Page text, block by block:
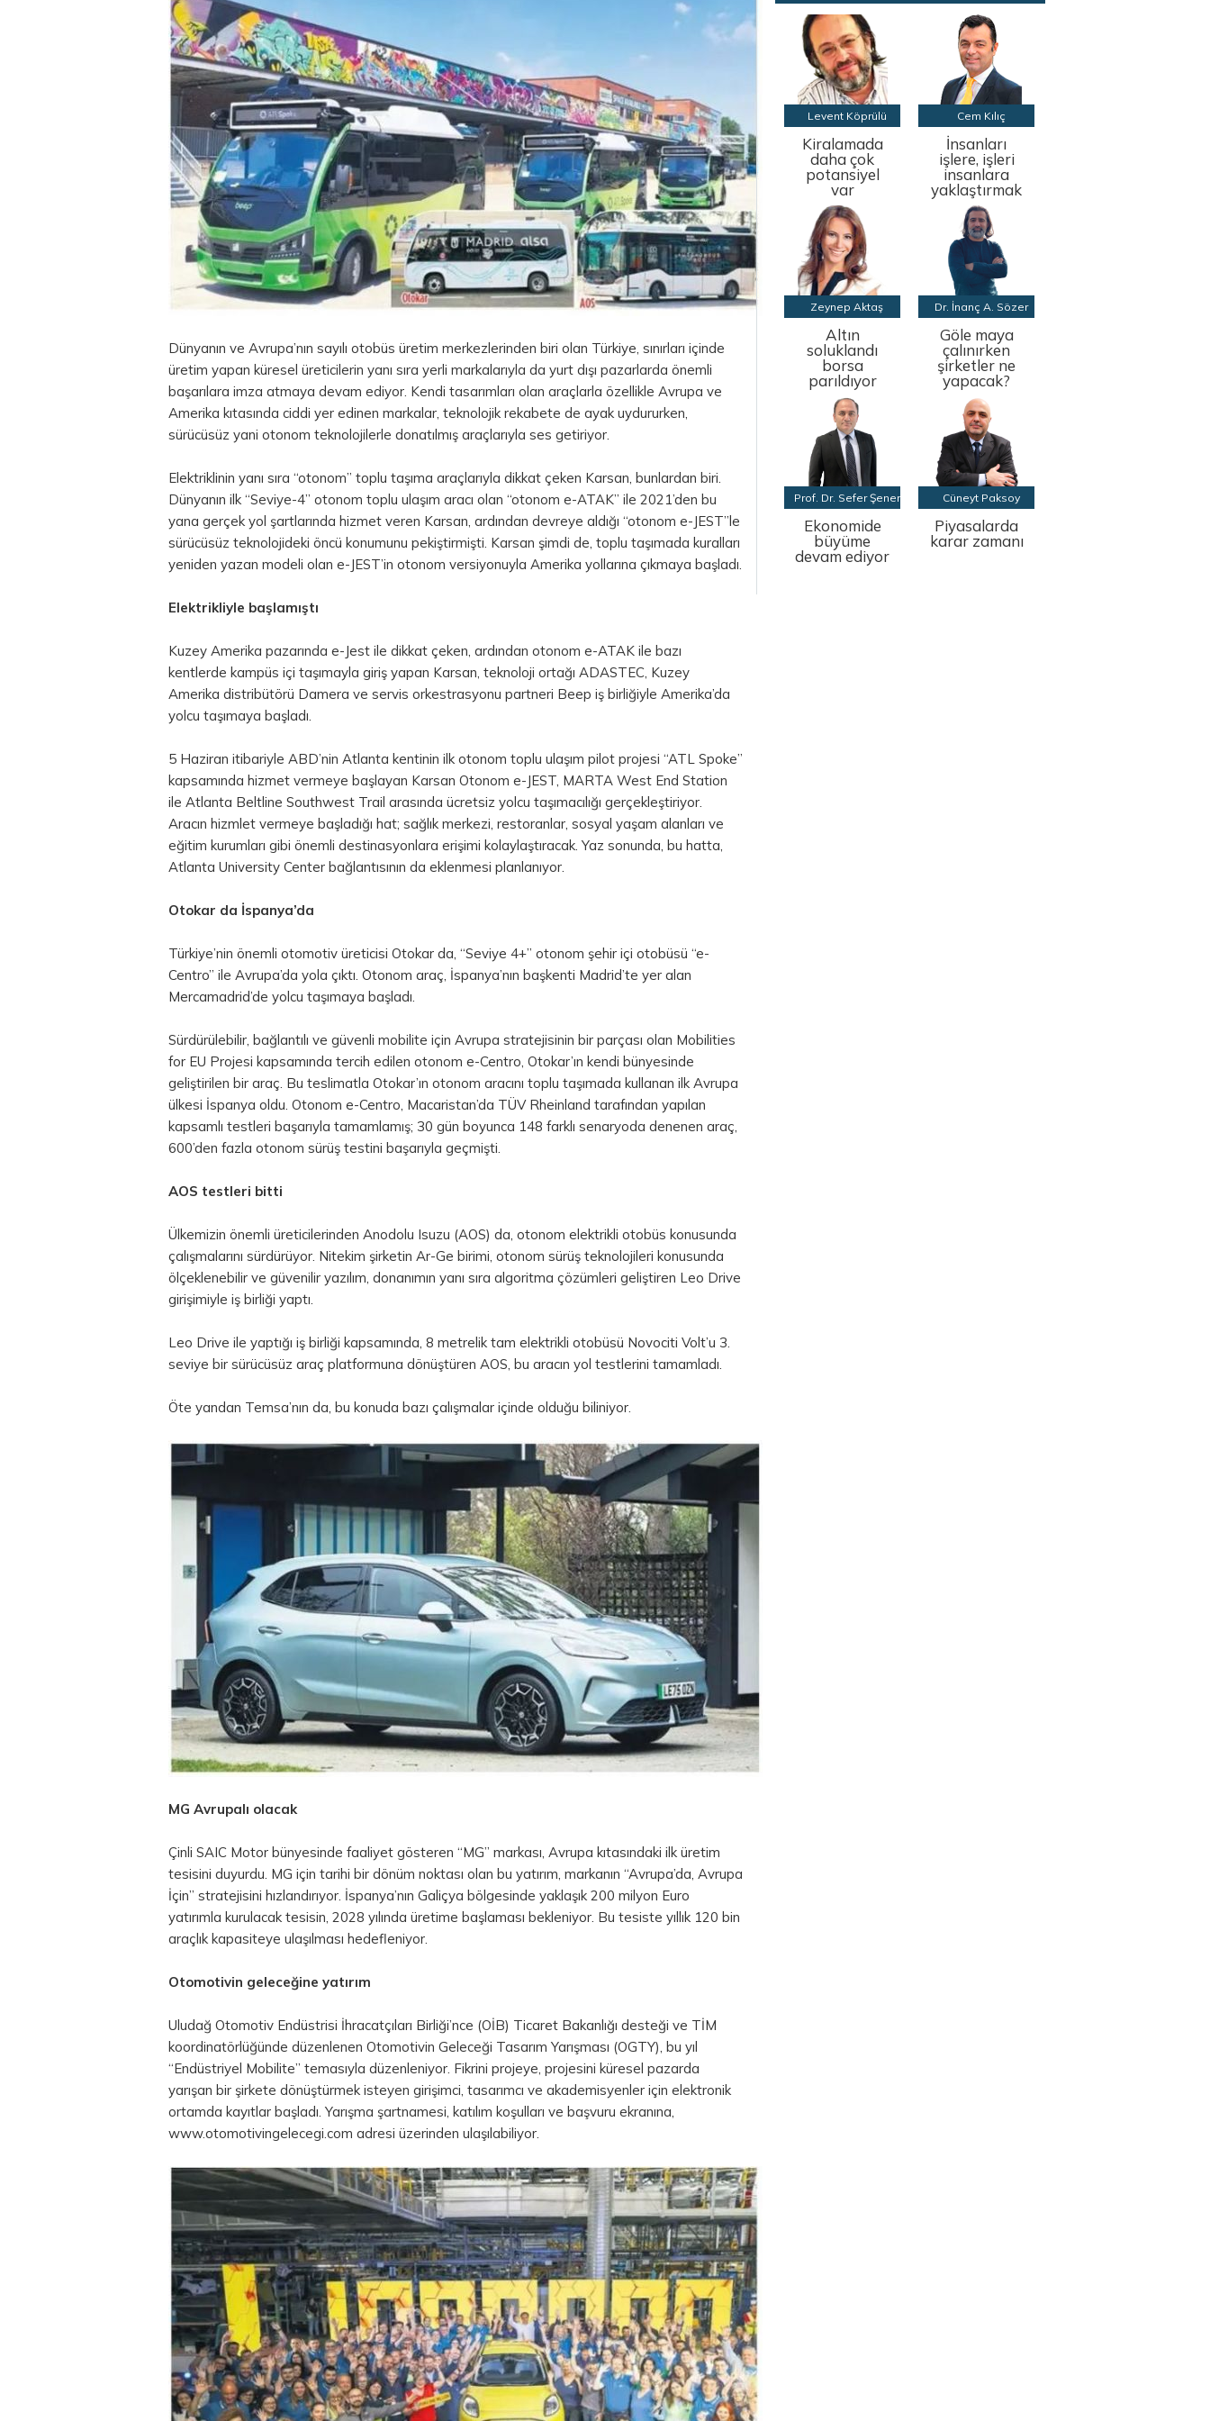
Dünyanın ve Avrupa’nın sayılı otobüs üretim merkezlerinden biri olan Türkiye, sınırları içinde
üretim yapan küresel üreticilerin yanı sıra yerli markalarıyla da yurt dışı pazarlarda önemli
başarılara imza atmaya devam ediyor. Kendi tasarımları olan araçlarla özellikle Avrupa ve
Amerika kıtasında ciddi yer edinen markalar, teknolojik rekabete de ayak uydururken,
sürücüsüz yani otonom teknolojilerle donatılmış araçlarıyla ses getiriyor.
Elektriklinin yanı sıra “otonom” toplu taşıma araçlarıyla dikkat çeken Karsan, bunlardan biri.
Dünyanın ilk “Seviye-4” otonom toplu ulaşım aracı olan “otonom e-ATAK” ile 2021’den bu
yana gerçek yol şartlarında hizmet veren Karsan, ardından devreye aldığı “otonom e-JEST”le
sürücüsüz teknolojideki öncü konumunu pekiştirmişti. Karsan şimdi de, toplu taşımada kuralları
yeniden yazan modeli olan e-JEST’in otonom versiyonuyla Amerika yollarına çıkmaya başladı.
Elektrikliyle başlamıştı
Kuzey Amerika pazarında e-Jest ile dikkat çeken, ardından otonom e-ATAK ile bazı
kentlerde kampüs içi taşımayla giriş yapan Karsan, teknoloji ortağı ADASTEC, Kuzey
Amerika distribütörü Damera ve servis orkestrasyonu partneri Beep iş birliğiyle Amerika’da
yolcu taşımaya başladı.
5 Haziran itibariyle ABD’nin Atlanta kentinin ilk otonom toplu ulaşım pilot projesi “ATL Spoke”
kapsamında hizmet vermeye başlayan Karsan Otonom e-JEST, MARTA West End Station
ile Atlanta Beltline Southwest Trail arasında ücretsiz yolcu taşımacılığı gerçekleştiriyor.
Aracın hizmlet vermeye başladığı hat; sağlık merkezi, restoranlar, sosyal yaşam alanları ve
eğitim kurumları gibi önemli destinasyonlara erişimi kolaylaştıracak. Yaz sonunda, bu hatta,
Atlanta University Center bağlantısının da eklenmesi planlanıyor.
Otokar da İspanya’da
Türkiye’nin önemli otomotiv üreticisi Otokar da, “Seviye 4+” otonom şehir içi otobüsü “e-
Centro” ile Avrupa’da yola çıktı. Otonom araç, İspanya’nın başkenti Madrid’te yer alan
Mercamadrid’de yolcu taşımaya başladı.
Sürdürülebilir, bağlantılı ve güvenli mobilite için Avrupa stratejisinin bir parçası olan Mobilities
for EU Projesi kapsamında tercih edilen otonom e-Centro, Otokar’ın kendi bünyesinde
geliştirilen bir araç. Bu teslimatla Otokar’ın otonom aracını toplu taşımada kullanan ilk Avrupa
ülkesi İspanya oldu. Otonom e-Centro, Macaristan’da TÜV Rheinland tarafından yapılan
kapsamlı testleri başarıyla tamamlamış; 30 gün boyunca 148 farklı senaryoda denenen araç,
600’den fazla otonom sürüş testini başarıyla geçmişti.
AOS testleri bitti
Ülkemizin önemli üreticilerinden Anodolu Isuzu (AOS) da, otonom elektrikli otobüs konusunda
çalışmalarını sürdürüyor. Nitekim şirketin Ar-Ge birimi, otonom sürüş teknolojileri konusunda
ölçeklenebilir ve güvenilir yazılım, donanımın yanı sıra algoritma çözümleri geliştiren Leo Drive
girişimiyle iş birliği yaptı.
Leo Drive ile yaptığı iş birliği kapsamında, 8 metrelik tam elektrikli otobüsü Novociti Volt’u 3.
seviye bir sürücüsüz araç platformuna dönüştüren AOS, bu aracın yol testlerini tamamladı.
Öte yandan Temsa’nın da, bu konuda bazı çalışmalar içinde olduğu biliniyor.
MG Avrupalı olacak
Çinli SAIC Motor bünyesinde faaliyet gösteren “MG” markası, Avrupa kıtasındaki ilk üretim
tesisini duyurdu. MG için tarihi bir dönüm noktası olan bu yatırım, markanın “Avrupa’da, Avrupa
İçin” stratejisini hızlandırıyor. İspanya’nın Galiçya bölgesinde yaklaşık 200 milyon Euro
yatırımla kurulacak tesisin, 2028 yılında üretime başlaması bekleniyor. Bu tesiste yıllık 120 bin
araçlık kapasiteye ulaşılması hedefleniyor.
Otomotivin geleceğine yatırım
Uludağ Otomotiv Endüstrisi İhracatçıları Birliği’nce (OİB) Ticaret Bakanlığı desteği ve TİM
koordinatörlüğünde düzenlenen Otomotivin Geleceği Tasarım Yarışması (OGTY), bu yıl
“Endüstriyel Mobilite” temasıyla düzenleniyor. Fikrini projeye, projesini küresel pazarda
yarışan bir şirkete dönüştürmek isteyen girişimci, tasarımcı ve akademisyenler için elektronik
ortamda kayıtlar başladı. Yarışma şartnamesi, katılım koşulları ve başvuru ekranına,
www.otomotivingelecegi.com adresi üzerinden ulaşılabiliyor.
Levent Köprülü
Kiralamada
daha çok
potansiyel
var
Cem Kılıç
İnsanları
işlere, işleri
insanlara
yaklaştırmak
Zeynep Aktaş
Altın
soluklandı
borsa
parıldıyor
Dr. İnanç A. Sözer
Göle maya
çalınırken
şirketler ne
yapacak?
Prof. Dr. Sefer Şener
Ekonomide
büyüme
devam ediyor
Cüneyt Paksoy
Piyasalarda
karar zamanı